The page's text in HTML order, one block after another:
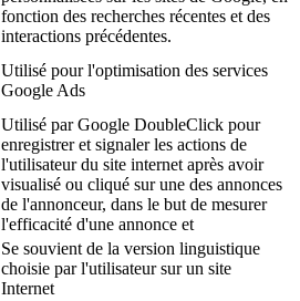
fonction des recherches récentes et des
interactions précédentes.
Utilisé pour l'optimisation des services
Google Ads
Utilisé par Google DoubleClick pour
enregistrer et signaler les actions de
l'utilisateur du site internet après avoir
visualisé ou cliqué sur une des annonces
de l'annonceur, dans le but de mesurer
l'efficacité d'une annonce et
Se souvient de la version linguistique
choisie par l'utilisateur sur un site
Internet